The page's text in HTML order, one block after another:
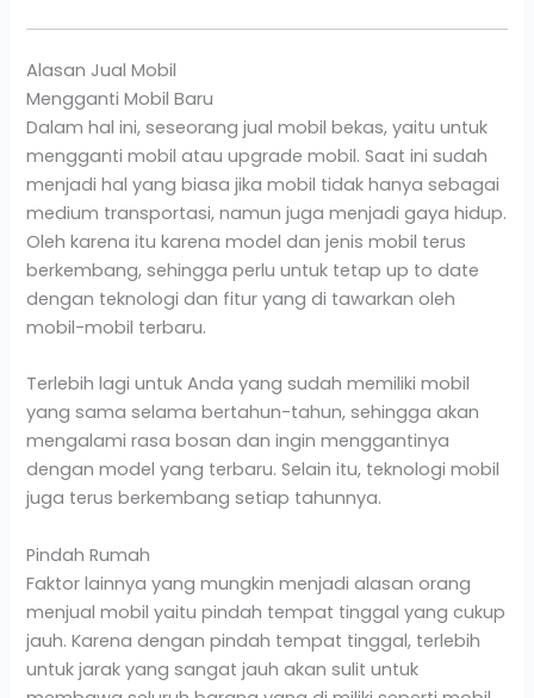
Alasan Jual Mobil
Mengganti Mobil Baru
Dalam hal ini, seseorang jual mobil bekas, yaitu untuk
mengganti mobil atau upgrade mobil. Saat ini sudah
menjadi hal yang biasa jika mobil tidak hanya sebagai
medium transportasi, namun juga menjadi gaya hidup.
Oleh karena itu karena model dan jenis mobil terus
berkembang, sehingga perlu untuk tetap up to date
dengan teknologi dan fitur yang di tawarkan oleh
mobil-mobil terbaru.
Terlebih lagi untuk Anda yang sudah memiliki mobil
yang sama selama bertahun-tahun, sehingga akan
mengalami rasa bosan dan ingin menggantinya
dengan model yang terbaru. Selain itu, teknologi mobil
juga terus berkembang setiap tahunnya.
Pindah Rumah
Faktor lainnya yang mungkin menjadi alasan orang
menjual mobil yaitu pindah tempat tinggal yang cukup
jauh. Karena dengan pindah tempat tinggal, terlebih
untuk jarak yang sangat jauh akan sulit untuk